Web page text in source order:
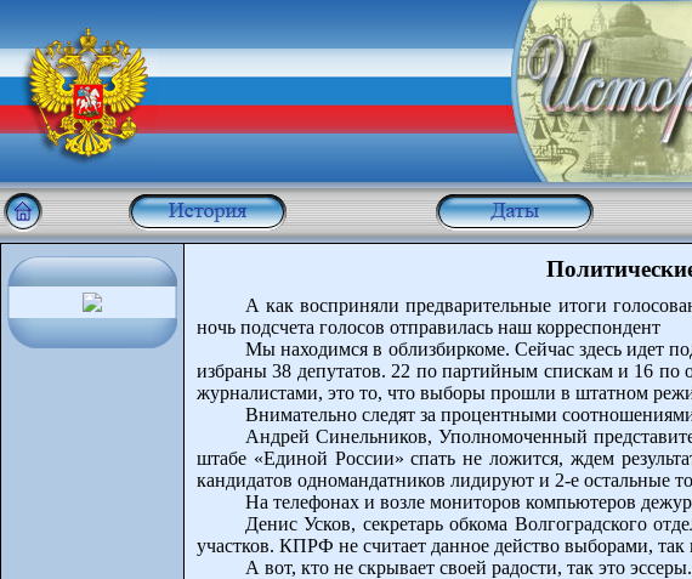
А как восприняли предварительные итоги
ночь подсчета голосов отправилась наш корреспондент
Мы находимся в облизбиркоме. Сейчас здесь идет
избраны 38 депутатов. 22 по партийным спискам и 16 по
журналистами, это то, что выборы прошли в штатном
Внимательно следят за процентными
Андрей Синельников, Уполномоченный
штабе «Единой России» спать не ложится, ждем
кандидатов одномандатников лидируют и 2-е остальные
На телефонах и возле мониторов компьютеров
Денис Усков, секретарь обкома Волгоградского
участков. КПРФ не считает данное действо выборами,
А вот, кто не скрывает своей радости, так это